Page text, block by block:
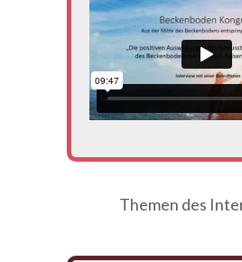
Themen des